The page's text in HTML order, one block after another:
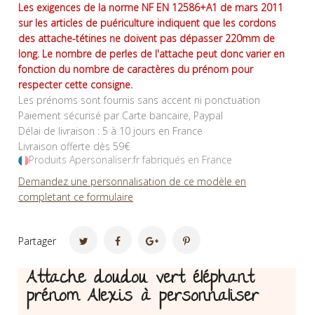
Les exigences de la norme NF EN 12586+A1 de mars 2011
sur les articles de puériculture indiquent que les cordons
des attache-tétines ne doivent pas dépasser 220mm de
long. Le nombre de perles de l'attache peut donc varier en
fonction du nombre de caractères du prénom pour
respecter cette consigne.
Les prénoms sont fournis sans accent ni ponctuation
Paiement sécurisé par Carte bancaire, Paypal
Délai de livraison : 5 à 10 jours en France
Livraison offerte dès 59€
Produits Apersonaliser.fr fabriqués en France
Demandez une personnalisation de ce modèle en
completant ce formulaire
Partager
Attache doudou vert éléphant
prénom Alexis à personnaliser